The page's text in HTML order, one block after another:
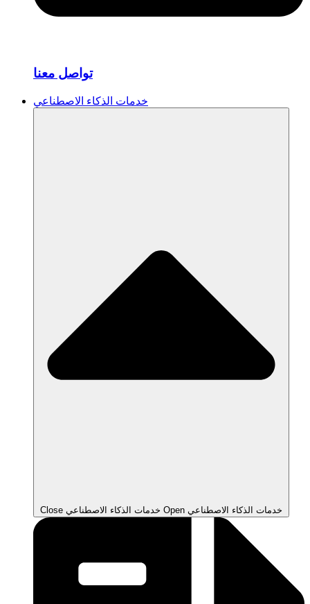
تواصل معنا
خدمات الذكاء الاصطناعي
Close خدمات الذكاء الاصطناعي Open خدمات الذكاء الاصطناعي